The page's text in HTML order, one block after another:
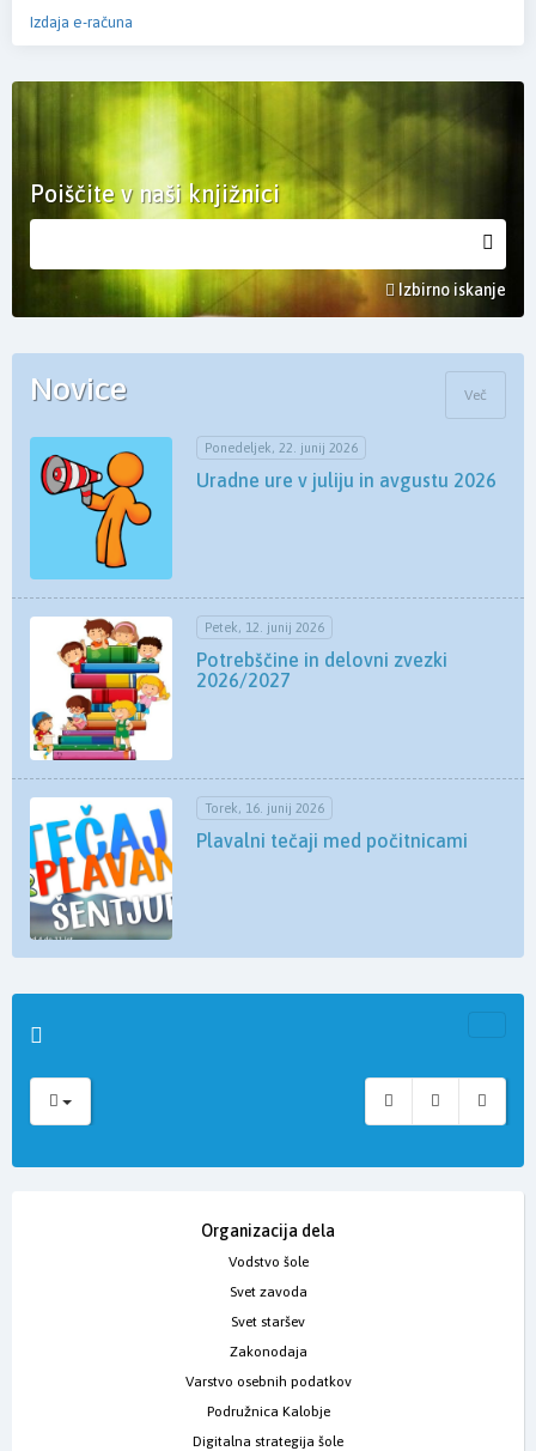
Izdaja e-računa
Poiščite v naši knjižnici
Izbirno iskanje
Novice Več
Ponedeljek, 22. junij 2026
Uradne ure v juliju in avgustu 2026
Petek, 12. junij 2026
Potrebščine in delovni zvezki
2026/2027
Torek, 16. junij 2026
Plavalni tečaji med počitnicami
Organizacija dela
Vodstvo šole
Svet zavoda
Svet staršev
Zakonodaja
Varstvo osebnih podatkov
Podružnica Kalobje
Digitalna strategija šole